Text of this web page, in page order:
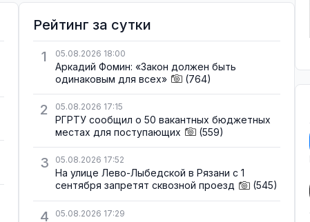
Рейтинг за сутки
1
05.08.2026 18:00
Аркадий Фомин: «Закон должен быть
одинаковым для всех»
(764)
2 05.08.2026 17:15
РГРТУ сообщил о 50 вакантных бюджетных
местах для поступающих
(559)
3 05.08.2026 17:52
На улице Лево-Лыбедской в Рязани с 1
сентября запретят сквозной проезд
(545)
4 05.08.2026 17:29